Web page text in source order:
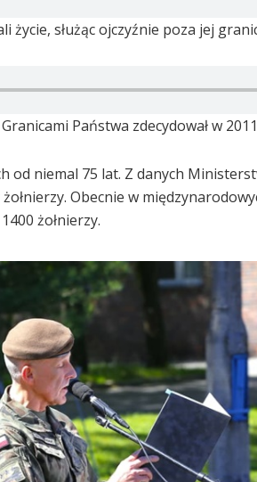
służąc ojczyźnie poza jej
Państwa zdecydował w
od niemal 75 lat. Z danych
Obecnie w
żołnierzy.